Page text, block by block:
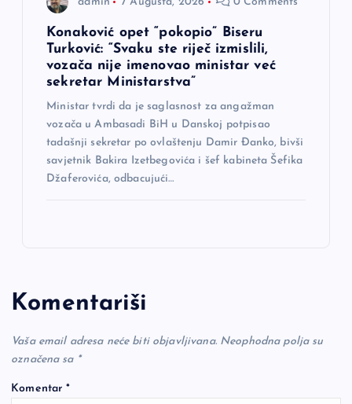
Konaković opet “pokopio” Biseru
Turković: “Svaku ste riječ izmislili,
vozača nije imenovao ministar već
sekretar Ministarstva”
Ministar tvrdi da je saglasnost za angažman
vozača u Ambasadi BiH u Danskoj potpisao
tadašnji sekretar po ovlaštenju Damir Đanko, bivši
savjetnik Bakira Izetbegovića i šef kabineta Šefika
Džaferovića, odbacujući…
Komentariši
Vaša email adresa neće biti objavljivana. Neophodna polja su
označena sa *
Komentar*